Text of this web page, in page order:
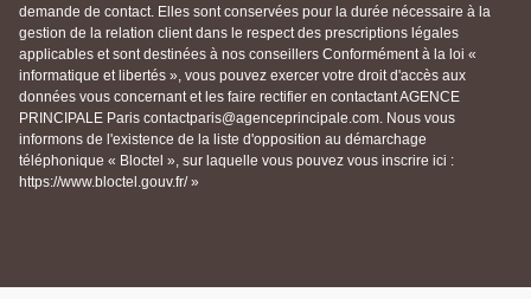
demande de contact. Elles sont conservées pour la durée nécessaire à la
gestion de la relation client dans le respect des prescriptions légales
applicables et sont destinées à nos conseillers Conformément à la loi «
informatique et libertés », vous pouvez exercer votre droit d'accès aux
données vous concernant et les faire rectifier en contactant AGENCE
PRINCIPALE Paris contactparis@agenceprincipale.com. Nous vous
informons de l'existence de la liste d'opposition au démarchage
téléphonique « Bloctel », sur laquelle vous pouvez vous inscrire ici :
https://www.bloctel.gouv.fr/ »